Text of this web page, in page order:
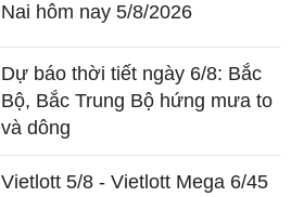
Nai hôm nay 5/8/2026
Dự báo thời tiết ngày 6/8: Bắc
Bộ, Bắc Trung Bộ hứng mưa to
và dông
Vietlott 5/8 - Vietlott Mega 6/45